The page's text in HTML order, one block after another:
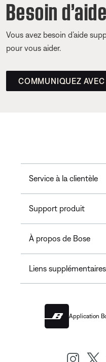
Besoin
Vous avez besoin d’aide
pour vous aider.
COMMUNIQUEZ
Service à la clientèle
Support produit
À propos de Bose
Liens supplémentaires
Application